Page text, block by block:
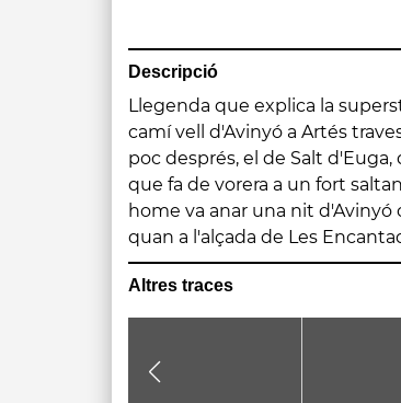
Descripció
Llegenda que explica la
camí vell d'Avinyó a Artés
poc després, el de Salt
que fa de vorera a un fort
home va anar una nit d'Avinyó
quan a l'alçada de Les
muntà pensant que aniria més
la roca de Salt d'Euga,
l'home mort a baix del saltant,
marcada. Per aquesta raó a
d'Euga. Ja qui diu que
Altres traces